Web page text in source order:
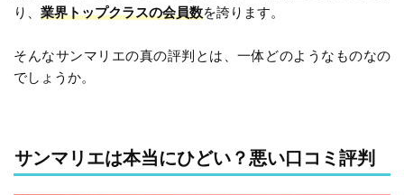
り、 業界トップクラスの会員数を誇ります。
そんなサンマリエの真の評判とは、一体どのようなものなの
でしょうか。
サンマリエは本当にひどい？悪い口コミ評判